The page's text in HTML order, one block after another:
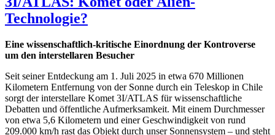
Technologie?
Eine wissenschaftlich-kritische Einordnung der Kontroverse
um den interstellaren Besucher
Seit seiner Entdeckung am 1. Juli 2025 in etwa 670 Millionen
Kilometern Entfernung von der Sonne durch ein Teleskop in Chile
sorgt der interstellare Komet 3I/ATLAS für wissenschaftliche
Debatten und öffentliche Aufmerksamkeit. Mit einem Durchmesser
von etwa 5,6 Kilometern und einer Geschwindigkeit von rund
209.000 km/h rast das Objekt durch unser Sonnensystem – und steht